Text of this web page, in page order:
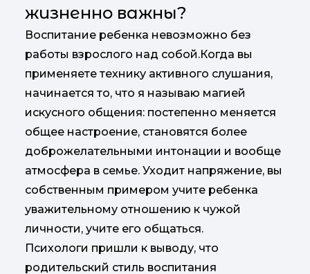
жизненно важны?
Воспитание ребенка невозможно без
работы взрослого над собой.Когда вы
применяете технику активного слушания,
начинается то, что я называю магией
искусного общения: постепенно меняется
общее настроение, становятся более
доброжелательными интонации и вообще
атмосфера в семье. Уходит напряжение, вы
собственным примером учите ребенка
уважительному отношению к чужой
личности, учите его общаться.
Психологи пришли к выводу, что
родительский стиль воспитания